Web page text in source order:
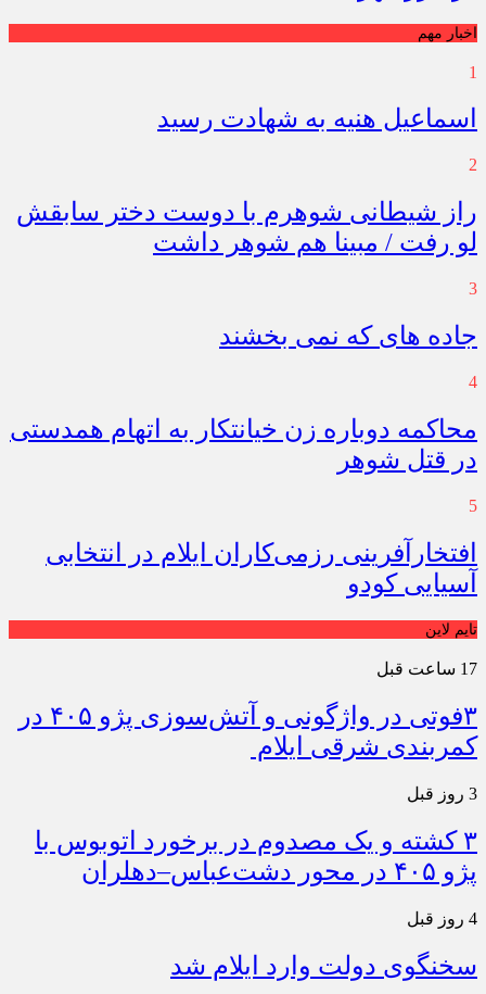
اخبار مهم
1
اسماعیل هنیه به شهادت رسید
2
راز شیطانی شوهرم با دوست دختر سابقش
لو رفت / مبینا هم شوهر داشت
3
جاده های که نمی بخشند
4
محاکمه دوباره زن خیانتکار به اتهام همدستی
در قتل شوهر
5
افتخارآفرینی رزمی‌کاران ایلام در انتخابی
آسیایی کودو
تایم لاین
17 ساعت قبل
۳فوتی در واژگونی و آتش‌سوزی پژو ۴۰۵ در
کمربندی شرقی ایلام
3 روز قبل
۳ کشته و یک مصدوم در برخورد اتوبوس با
پژو ۴۰۵ در محور دشت‌عباس–دهلران
4 روز قبل
سخنگوی دولت وارد ایلام شد